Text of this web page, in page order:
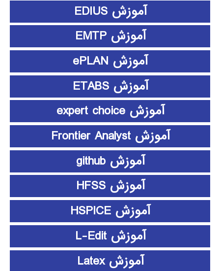
آموزش EDIUS
آموزش EMTP
آموزش ePLAN
آموزش ETABS
آموزش expert choice
آموزش Frontier Analyst
آموزش github
آموزش HFSS
آموزش HSPICE
آموزش L-Edit
آموزش Latex